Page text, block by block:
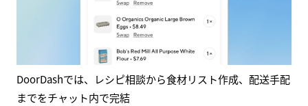
DoorDashでは、レシピ相談から食材リスト作成、配送手配
までをチャット内で完結